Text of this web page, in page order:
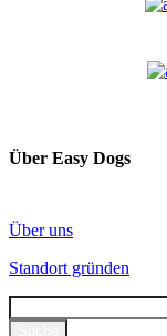
Über Easy Dogs
Über uns
Standort gründen